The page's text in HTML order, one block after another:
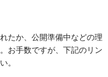
たか、公開準備中などの理
お手数ですが、下記のリン
。